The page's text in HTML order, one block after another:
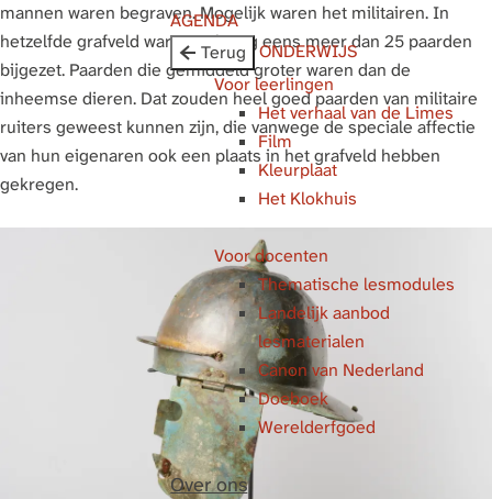
AGENDA
Terug
ONDERWIJS
Voor leerlingen
Het verhaal van de Limes
Film
Kleurplaat
Het Klokhuis
Voor docenten
Thematische lesmodules
Landelijk aanbod
lesmaterialen
Canon van Nederland
Doeboek
Werelderfgoed
Over ons
mannen waren begraven. Mogelijk waren het militairen. In
hetzelfde grafveld waren ook nog eens meer dan 25 paarden
bijgezet. Paarden die gemiddeld groter waren dan de
inheemse dieren. Dat zouden heel goed paarden van militaire
ruiters geweest kunnen zijn, die vanwege de speciale affectie
van hun eigenaren ook een plaats in het grafveld hebben
gekregen.